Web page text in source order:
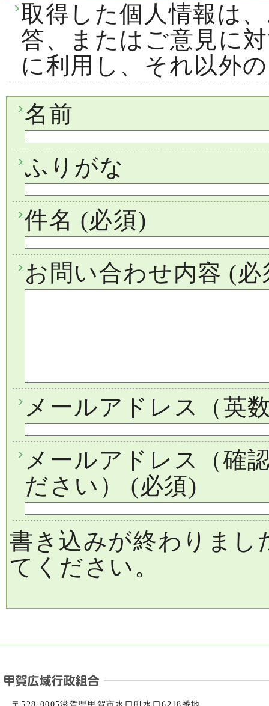
取得した個人情報は
答、またはご意見に
に利用し、それ以外
名前
ふりがな
件名 (必須)
お問い合わせ内容 (必
メールアドレス（英
メールアドレス（確
ださい）
(必須)
書き込みが終わりまし
てください。